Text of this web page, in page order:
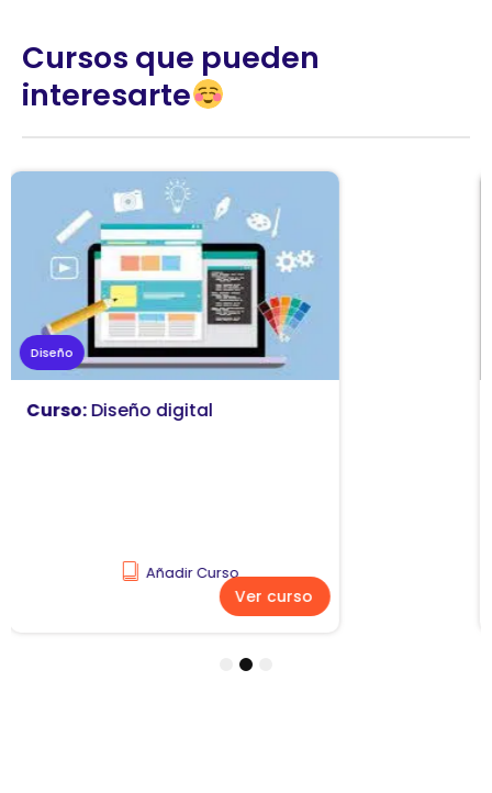
Cursos que pueden
interesarte
Marketing
Curso:Diseño y comunicación
Añadir Curso
Ver curso